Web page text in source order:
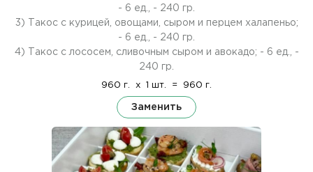
- 6 ед., - 240 гр.
3) Такос с курицей, овощами, сыром и перцем халапеньо;
- 6 ед., - 240 гр.
4) Такос с лососем, сливочным сыром и авокадо; - 6 ед., -
240 гр.
960 г. x 1 шт. = 960 г.
Заменить